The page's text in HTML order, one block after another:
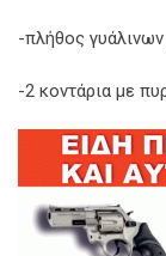
-πλήθος
-2 κοντάρια με